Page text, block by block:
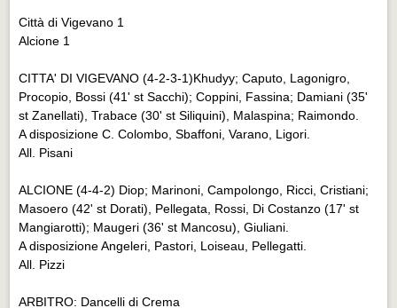
Città di Vigevano 1
Alcione 1
CITTA' DI VIGEVANO (4-2-3-1)Khudyy; Caputo, Lagonigro,
Procopio, Bossi (41' st Sacchi); Coppini, Fassina; Damiani (35'
st Zanellati), Trabace (30' st Siliquini), Malaspina; Raimondo.
A disposizione C. Colombo, Sbaffoni, Varano, Ligori.
All. Pisani
ALCIONE (4-4-2) Diop; Marinoni, Campolongo, Ricci, Cristiani;
Masoero (42' st Dorati), Pellegata, Rossi, Di Costanzo (17' st
Mangiarotti); Maugeri (36' st Mancosu), Giuliani.
A disposizione Angeleri, Pastori, Loiseau, Pellegatti.
All. Pizzi
ARBITRO: Dancelli di Crema